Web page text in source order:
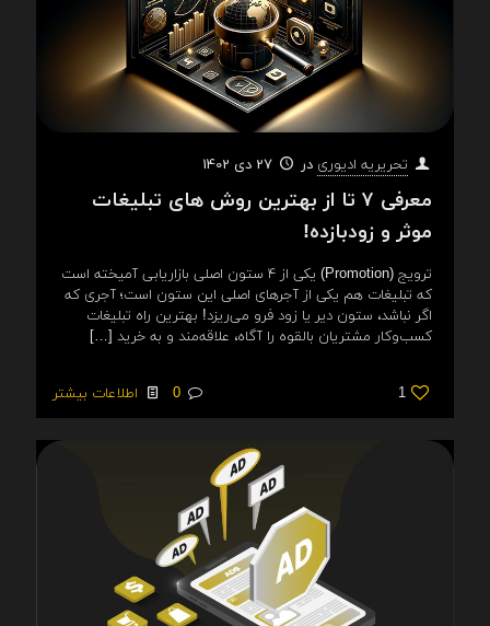
تحریریه ادیوری در 27 دی 1402
معرفی ۷ تا از بهترین روش های تبلیغات
موثر و زودبازده!
ترویج (Promotion) یکی از ۴ ستون اصلی بازاریابی آمیخته است
که تبلیغات هم یکی از آجرهای اصلی این ستون است؛ آجری که
اگر نباشد، ستون دیر یا زود فرو می‌ریزد! بهترین راه تبلیغات
کسب‌وکار مشتریان بالقوه را آگاه، علاقه‌مند و به خرید […]
1
0 اطلاعات بیشتر